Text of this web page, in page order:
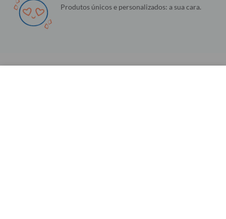
Produtos únicos e personalizados: a sua cara.